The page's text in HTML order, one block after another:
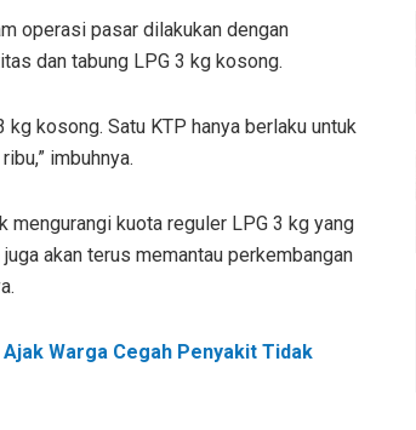
operasi pasar dilakukan dengan
dan tabung LPG 3 kg kosong.
kosong. Satu KTP hanya berlaku untuk
imbuhnya.
kuota reguler LPG 3 kg yang
akan terus memantau perkembangan
Warga Cegah Penyakit Tidak